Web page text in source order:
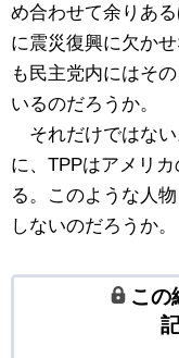
め合わせて余りあ
に震災復興に欠か
も民主党内にはそ
いるのだろうか。
それだけではない
に、TPPはアメリ
る。このような人
しないのだろうか。
この